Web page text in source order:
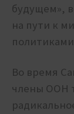
будущем»,
на пути к
Во время
члены ООН